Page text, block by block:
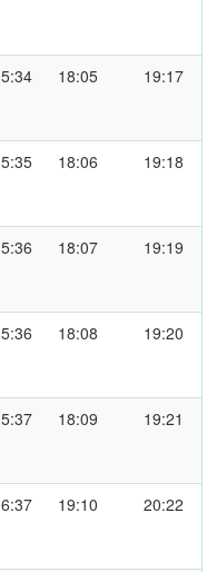
18:05 19:17
18:06 19:18
18:07 19:19
18:08 19:20
18:09 19:21
19:10 20:22